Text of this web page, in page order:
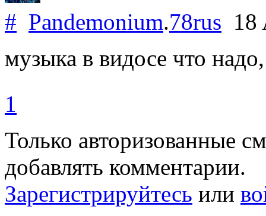
# Pandemonium.78rus 18
музыка в видосе что
1
Только авторизованные
добавлять комментарии.
Зарегистрируйтесь или